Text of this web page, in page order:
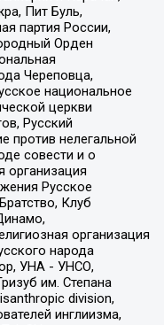
Пит Буль,
партия России,
Орден
Череповца,
национальное
церкви
Русский
нелегальной
совести и о
организация
Русское
Клуб
организация
народа
УНА - УНСО,
им. Степана
division,
инглиизма,